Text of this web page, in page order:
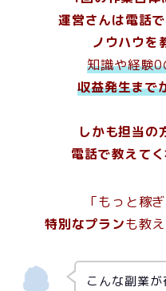
運営さんは電話
ノウハウを
知識や経験
収益発生まで
しかも担当の
電話で教えて
「もっと稼
特別なプランも教
こんな副業